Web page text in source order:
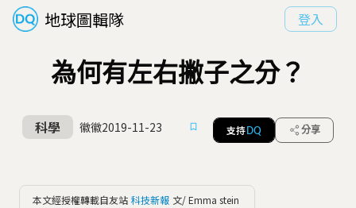
地球圖輯隊 登入
為何有左右撇子之分？
科學 徽徽2019-11-23 支持 DQ 分享
本文經授權轉載自友站 科技新報 文/ Emma stein